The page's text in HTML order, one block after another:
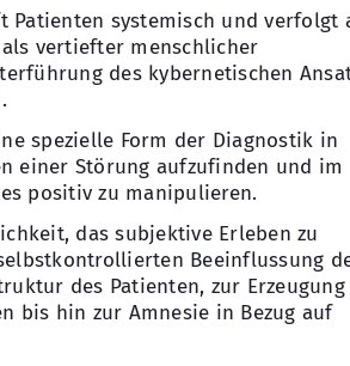
Patienten systemisch und verfolgt
vertiefter menschlicher
des kybernetischen
spezielle Form der Diagnostik in
einer Störung aufzufinden und im
positiv zu manipulieren.
das subjektive Erleben zu
Beeinflussung
des Patienten, zur Erzeugung
bis hin zur Amnesie in Bezug auf